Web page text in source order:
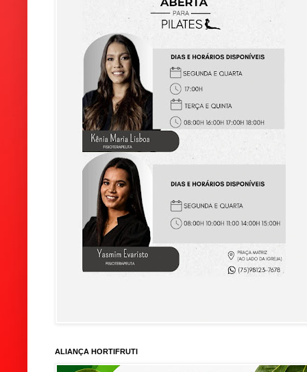
ALIANÇA HORTIFRUTI